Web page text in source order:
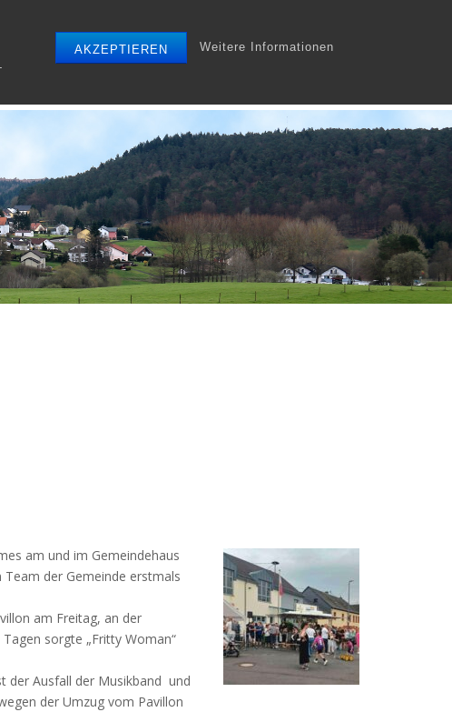
AKZEPTIEREN Weitere Informationen
am und im Gemeindehaus
der Gemeinde erstmals
am Freitag, an der
sorgte „Fritty Woman“
der Ausfall der Musikband und
der Umzug vom Pavillon